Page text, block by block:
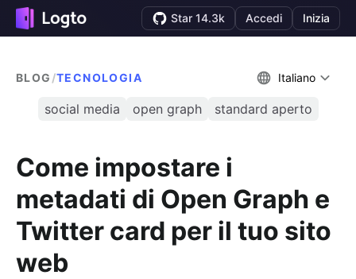
Star 14.3k Accedi Inizia
BLOG /TECNOLOGIA Italiano
social media open graph standard aperto
Come impostare i
metadati di Open Graph e
Twitter card per il tuo sito
web